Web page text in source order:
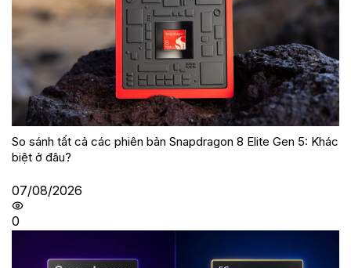
So sánh tất cả các phiên bản Snapdragon 8 Elite Gen 5: Khác
biệt ở đâu?
07/08/2026
0